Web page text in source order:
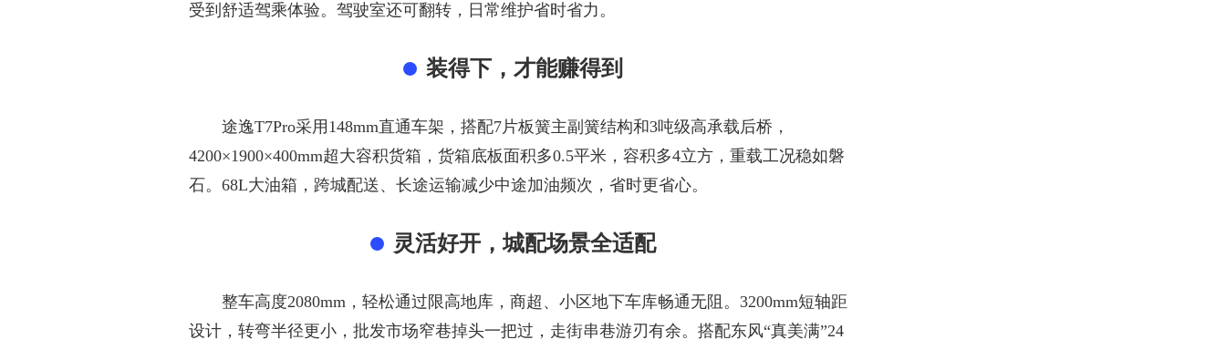
受到舒适驾乘体验。驾驶室还可翻转，日常维护省时省力。
装得下，才能赚得到
途逸T7Pro采用 148mm直通车架 ， 搭配7片板簧主副簧结构和3吨级高承载后桥，
4200×1900×400mm超大容积货箱，货箱底板面积多0.5平米，容积多4立方， 重载工况稳如磐
石。 68L大油箱，跨城配送、长途运输减少中途加油频次，省时更省心。
灵活好开，城配场景全适配
整车高度2080mm ，轻松通过限高地库，商超、小区地下车库畅通无阻。 3200mm短轴距
设计 ， 转弯半径更小 ，批发市场窄巷掉头一把过，走街串巷游刃有余。 搭配东风“真美满”24